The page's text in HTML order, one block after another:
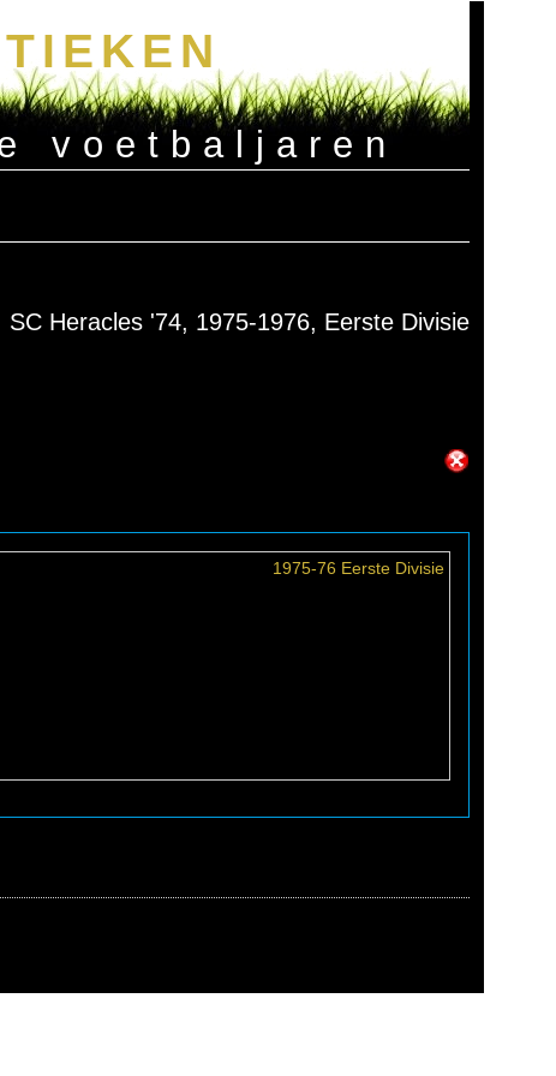
voetbaljaren
SC Heracles '74, 1975-1976, Eerste Divisie
1975-76 Eerste Divisie